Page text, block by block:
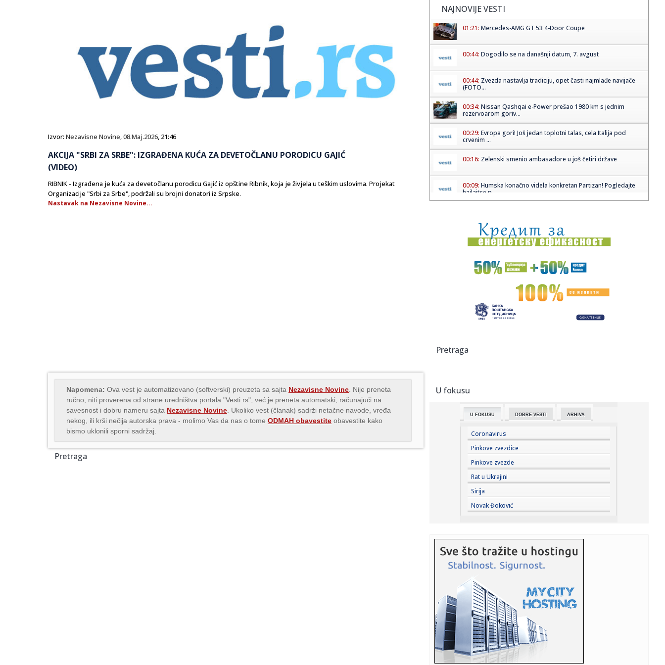
Izvor: Nezavisne Novine,08.Maj.2026, 21:46
AKCIJA "SRBI ZA SRBE": IZGRAĐENA KUĆA ZA DEVETOČLANU PORODICU GAJIĆ
(VIDEO)
RIBNIK - Izgrađena je kuća za devetočlanu porodicu Gajić iz opštine Ribnik, koja je živjela u teškim uslovima. Projekat
Organizacije "Srbi za Srbe", podržali su brojni donatori iz Srpske.
Nastavak na Nezavisne Novine...
Napomena: Ova vest je automatizovano (softverski) preuzeta sa sajta Nezavisne Novine . Nije preneta
ručno, niti proverena od strane uredništva portala "Vesti.rs", već je preneta automatski, računajući na
savesnost i dobru nameru sajta Nezavisne Novine . Ukoliko vest (članak) sadrži netačne navode, vređa
nekog, ili krši nečija autorska prava - molimo Vas da nas o tome ODMAH obavestite obavestite kako
bismo uklonili sporni sadržaj.
Pretraga
NAJNOVIJE VESTI
01:21: Mercedes-AMG GT 53 4-Door Coupe
00:44: Dogodilo se na današnji datum, 7. avgust
00:44: Zvezda nastavlja tradiciju, opet časti najmlađe navijače
(FOTO...
00:34: Nissan Qashqai e-Power prešao 1980 km s jednim
rezervoarom goriv...
00:29: Evropa gori! Još jedan toplotni talas, cela Italija pod
crvenim ...
00:16: Zelenski smenio ambasadore u još četiri države
00:09: Humska konačno videla konkretan Partizan! Pogledajte
hajlajtse p...
00:04:Vukotić ne zna ko je Baba: "Vidim da ga svi hvale"
00:01:Na današnji dan, 7. avgust
U predgrađu Damaska podignut autobus u vazduh, dve
23:55:ROMAŠČENKO POSLE POTOPA U HUMSKOJ: Jedna stvar
VIDEO
23:47:
23:44: "Mesi bi bio Pikaso" VIDEO
23:41:Marinović nakon pobjede: Zaslužili smo još koji gol, ali
svaka...
23:41:Može li ljetna avantura ipak nekako prerasti u ozbiljnu
vezu?
23:38:Partizan demolirao Tobol, Ilić konačno zadovoljan: Na
momente j...
23:35: Otkriveni detalji pucnjave na američki konzulat; Iza svega
stoji...
23:34:
Benfika si...
23:33:Težak udes žene iz BiH: Bmw-om se „zakucala“ u zid, na
nju ...
23:33:Kratak predah od vrućina: Pljuskovi noćas stižu u region,
osvj...
23:33:Osuđen provalnik iz BiH, branio se da je krao za liječenje
Pretraga
U fokusu
U FOKUSU DOBRE VESTI ARHIVA
Coronavirus
Pinkove zvezdice
Pinkove zvezde
Rat u Ukrajini
Sirija
Novak Đoković